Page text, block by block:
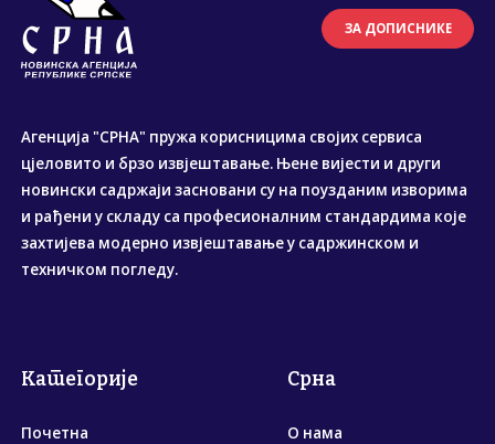
ЗА ДОПИСНИКЕ
Агенција "СРНА" пружа корисницима својих сервиса
цјеловито и брзо извјештавање. Њене вијести и други
новински садржаји засновани су на поузданим изворима
и рађени у складу са професионалним стандардима које
захтијева модерно извјештавање у садржинском и
техничком погледу.
Категорије
Почетна
Срна
О нама